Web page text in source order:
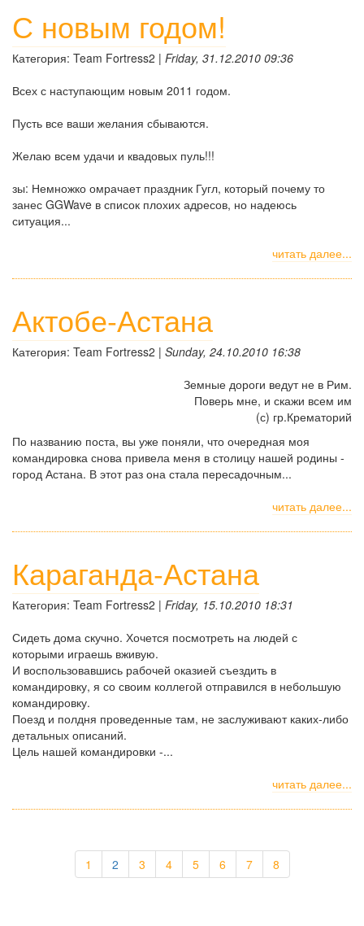
С новым годом!
Категория: Team Fortress2 | Friday, 31.12.2010 09:36
Всех с наступающим новым 2011 годом.
Пусть все ваши желания сбываются.
Желаю всем удачи и квадовых пуль!!!
зы: Немножко омрачает праздник Гугл, который почему то
занес GGWave в список плохих адресов, но надеюсь
ситуация...
читать далее...
Актобе-Астана
Категория: Team Fortress2 | Sunday, 24.10.2010 16:38
Земные дороги ведут не в Рим.
Поверь мне, и скажи всем им
(с) гр.Крематорий
По названию поста, вы уже поняли, что очередная моя
командировка снова привела меня в столицу нашей родины -
город Астана. В этот раз она стала пересадочным...
читать далее...
Караганда-Астана
Категория: Team Fortress2 | Friday, 15.10.2010 18:31
Сидеть дома скучно. Хочется посмотреть на людей с
которыми играешь вживую.
И воспользовавшись рабочей оказией съездить в
командировку, я со своим коллегой отправился в небольшую
командировку.
Поезд и полдня проведенные там, не заслуживают каких-либо
детальных описаний.
Цель нашей командировки -...
читать далее...
1 2 3 4 5 6 7 8